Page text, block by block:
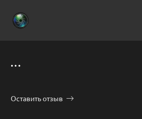
…
Оставить отзыв